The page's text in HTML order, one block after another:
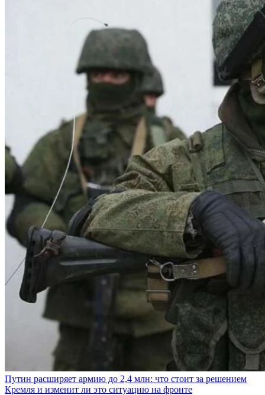
Путин расширяет армию до 2,4 млн: что стоит за решением
Кремля и изменит ли это ситуацию на фронте